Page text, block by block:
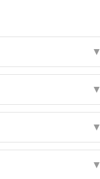
▼
▼
▼
▼